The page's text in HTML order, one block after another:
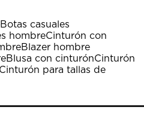
Botas casuales
hombreCinturón con
Blazer hombre
Blusa con cinturónCinturón
Cinturón para tallas de